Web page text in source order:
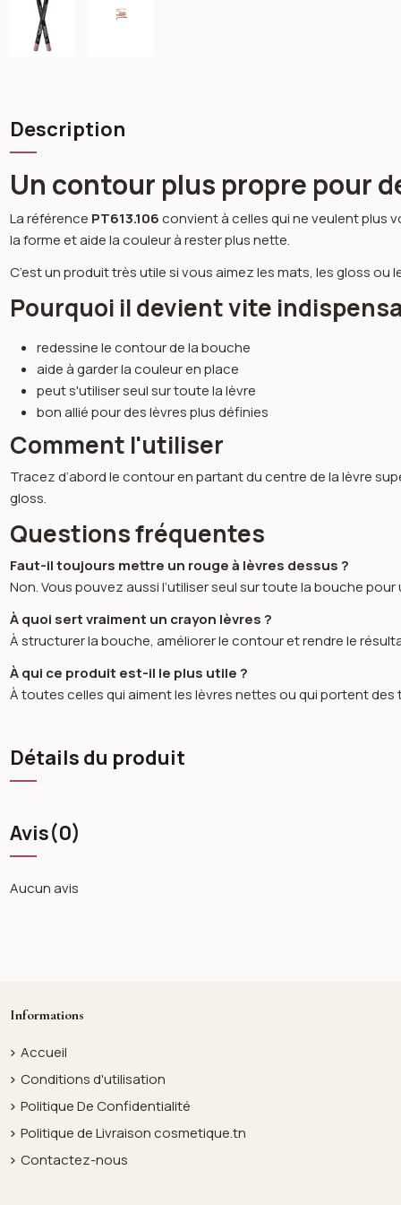
Description
Un contour plus propre pour
La référence PT613.106convient à celles qui ne veulent plus
la forme et aide la couleur à rester plus nette.
C’est un produit très utile si vous aimez les mats, les gloss
Pourquoi il devient vite
redessine le contour de la bouche
aide à garder la couleur en place
peut s'utiliser seul sur toute la lèvre
bon allié pour des lèvres plus définies
Comment l'utiliser
Tracez d’abord le contour en partant du centre de la lèvre
gloss.
Questions fréquentes
Faut-il toujours mettre un rouge à lèvres dessus ?
Non. Vous pouvez aussi l’utiliser seul sur toute la bouche
À quoi sert vraiment un crayon lèvres ?
À structurer la bouche, améliorer le contour et rendre le
À qui ce produit est-il le plus utile ?
À toutes celles qui aiment les lèvres nettes ou qui portent
Détails du produit
Avis(0)
Aucun avis
Informations
Accueil
Conditions d'utilisation
Politique De Confidentialité
Politique de Livraison cosmetique.tn
Contactez-nous